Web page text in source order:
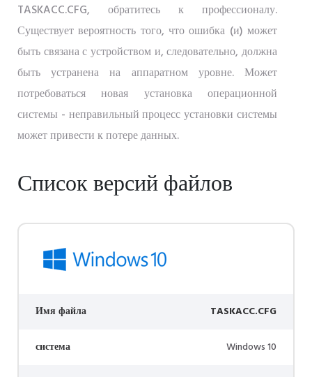
TASKACC.CFG, обратитесь к профессионалу.
Существует вероятность того, что ошибка (и) может
быть связана с устройством и, следовательно, должна
быть устранена на аппаратном уровне. Может
потребоваться новая установка операционной
системы - неправильный процесс установки системы
может привести к потере данных.
Список версий файлов
Имя файла TASKACC.CFG
система Windows 10